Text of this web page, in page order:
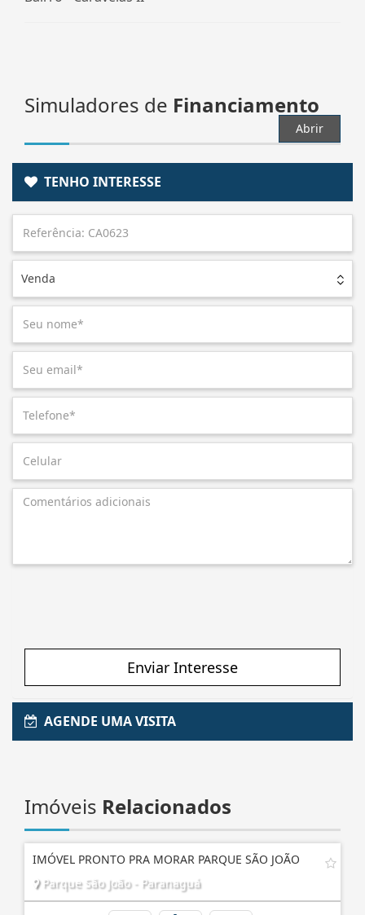
Simuladores de Financiamento
Abrir
TENHO INTERESSE
Venda
Enviar Interesse
AGENDE UMA VISITA
Imóveis Relacionados
IMÓVEL PRONTO PRA MORAR PARQUE SÃO JOÃO
Parque São João - Paranaguá